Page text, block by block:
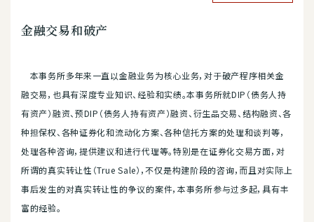
金融交易和破产
本事务所多年来一直以金融业务为核心业务，对于破产程序相关金
融交易，也具有深度专业知识、经验和实绩。本事务所就DIP（债务人持
有资产）融资、预DIP（债务人持有资产）融资、衍生品交易、结构融资、各
种担保权、各种证券化和流动化方案、各种信托方案的处理和谈判等，
处理各种咨询，提供建议和进行代理等。特别是在证券化交易方面，对
所谓的真实转让性（True Sale），不仅是构建阶段的咨询，而且对实际上
事后发生的对真实转让性的争议的案件，本事务所参与过多起，具有丰
富的经验。